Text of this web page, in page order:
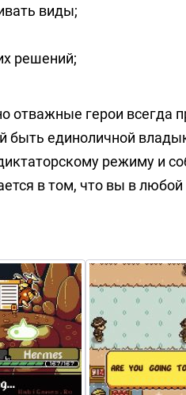
виды;
решений;
герои всегда
быть единоличной
режиму и
в том, что вы в